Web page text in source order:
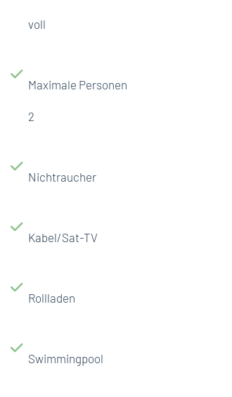
voll
Maximale Personen
2
Nichtraucher
Kabel/Sat-TV
Rollladen
Swimmingpool